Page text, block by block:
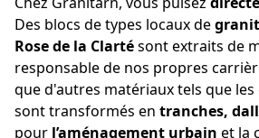
Des blocs de types locaux de
Rose de la Clartésont extraits de
responsable de nos propres
que d'autres matériaux tels que
sont transformés en tranches,
pour l’aménagement urbain et la